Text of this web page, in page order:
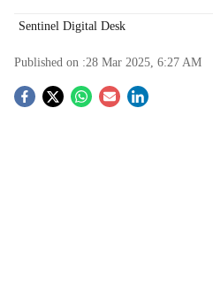
Sentinel Digital Desk
Published on :28 Mar 2025, 6:27 AM
S